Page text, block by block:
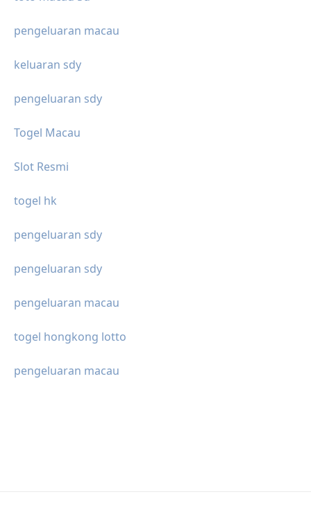
pengeluaran macau
keluaran sdy
pengeluaran sdy
Togel Macau
Slot Resmi
togel hk
pengeluaran sdy
pengeluaran sdy
pengeluaran macau
togel hongkong lotto
pengeluaran macau